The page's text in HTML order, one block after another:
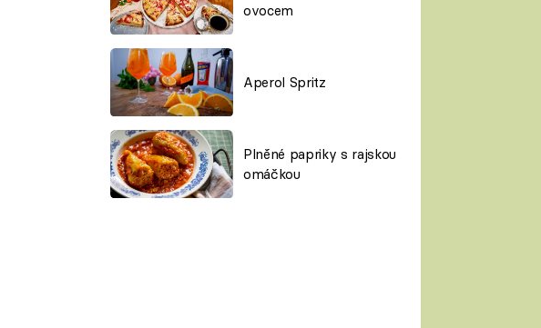
ovocem
Aperol Spritz
Plněné papriky s rajskou
omáčkou